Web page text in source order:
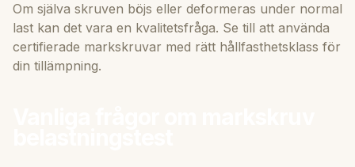
Om själva skruven böjs eller deformeras under normal
last kan det vara en kvalitetsfråga. Se till att använda
certifierade markskruvar med rätt hållfasthetsklass för
din tillämpning.